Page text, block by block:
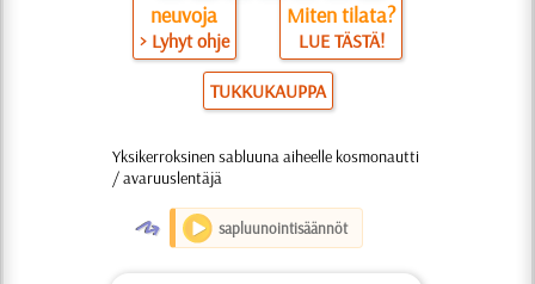
neuvoja
> Lyhyt ohje
Miten tilata?
LUE TÄSTÄ!
TUKKUKAUPPA
Yksikerroksinen sabluuna aiheelle kosmonautti
/ avaruuslentäjä
O sapluunointisäännöt